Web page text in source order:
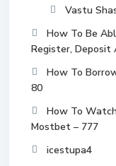
Vastu
How To Be
Register, Deposit
How To
80
How To
Mostbet – 777
icestupa4